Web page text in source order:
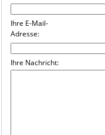
Ihre E-Mail-
Adresse:
Ihre Nachricht: